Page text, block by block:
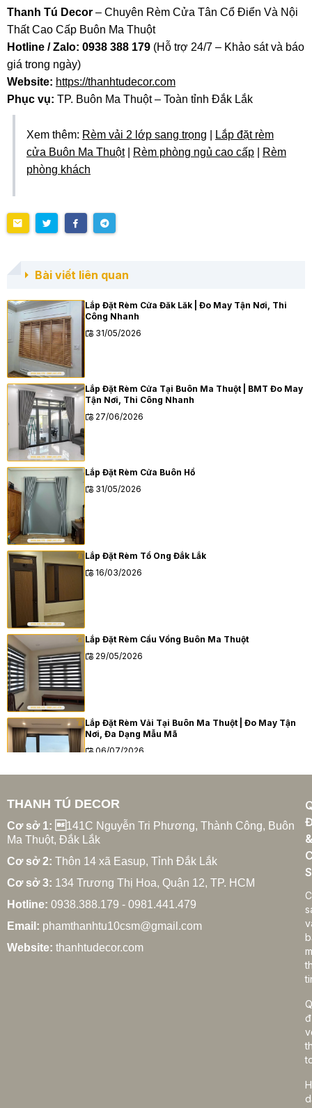
Thanh Tú Decor – Chuyên Rèm Cửa Tân Cổ Điển Và Nội
Thất Cao Cấp Buôn Ma Thuột
Hotline / Zalo: 0938 388 179 (Hỗ trợ 24/7 – Khảo sát và báo
giá trong ngày)
Website: https://thanhtudecor.com
Phục vụ: TP. Buôn Ma Thuột – Toàn tỉnh Đắk Lắk
Xem thêm: Rèm vải 2 lớp sang trọng
Lắp đặt rèm
cửa Buôn Ma Thuột| Rèm phòng ngủ cao cấp
Rèm
phòng khách
Bài viết liên quan
Lắp Đặt Rèm Cửa Đăk Lăk | Đo May Tận Nơi, Thi
Công Nhanh
31/05/2026
Lắp Đặt Rèm Cửa Tại Buôn Ma Thuột | BMT Đo May
Tận Nơi, Thi Công Nhanh
27/06/2026
Lắp Đặt Rèm Cửa Buôn Hồ
31/05/2026
Lắp Đặt Rèm Tổ Ong Đắk Lắk
16/03/2026
Lắp Đặt Rèm Cầu Vồng Buôn Ma Thuột
29/05/2026
Lắp Đặt Rèm Vải Tại Buôn Ma Thuột | Đo May Tận
Nơi, Đa Dạng Mẫu Mã
06/07/2026
Lắp Đặt Rèm Cửa Ea Súp
31/05/2026
Lắp Đặt Rèm Cửa Ea Rốk
31/05/2026
THANH TÚ DECOR
Cơ sở 1: 141C Nguyễn Tri Phương, Thành Công, Buôn
Ma Thuột, Đắk Lắk
Cơ sở 2: Thôn 14 xã Easup, Tỉnh Đắk Lắk
Cơ sở 3: 134 Trương Thị Hoa, Quận 12, TP. HCM
Hotline: 0938.388.179 - 0981.441.479
Email: phamthanhtu10csm@gmail.com
Website: thanhtudecor.com
&